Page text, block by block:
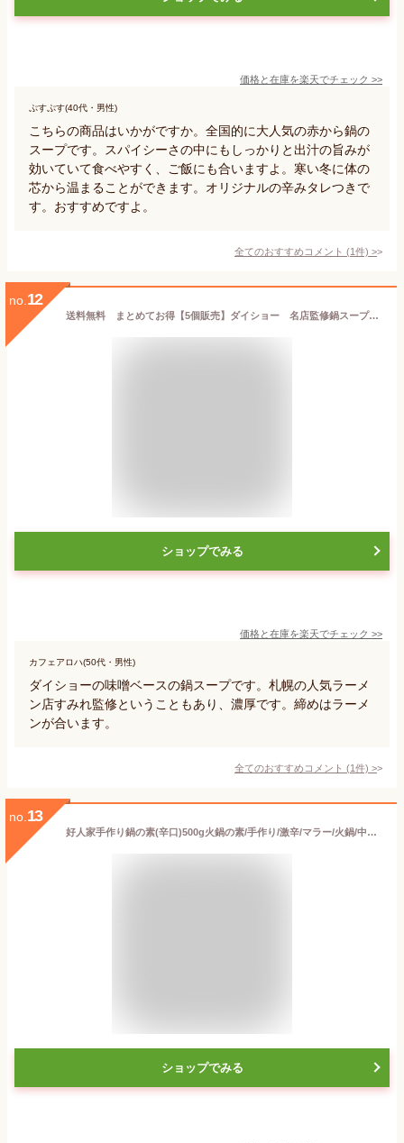
価格と在庫を楽天でチェック >>
ぷすぷす(40代・男性)
こちらの商品はいかがですか。全国的に大人気の赤から鍋の
スープです。スパイシーさの中にもしっかりと出汁の旨みが
効いていて食べやすく、ご飯にも合いますよ。寒い冬に体の
芯から温まることができます。オリジナルの辛みタレつきで
す。おすすめですよ。
全てのおすすめコメント (1件) >
no. 12
送料無料 まとめてお得【5個販売】ダイショー 名店監修鍋スープ すみれ札幌濃厚みそ味 700g×5個
ショップでみる
価格と在庫を楽天でチェック >>
カフェアロハ(50代・男性)
ダイショーの味噌ベースの鍋スープです。札幌の人気ラーメ
ン店すみれ監修ということもあり、濃厚です。締めはラーメ
ンが合います。
全てのおすすめコメント (1件) >
no. 13
好人家手作り鍋の素(辛口)500g火鍋の素/手作り/激辛/マラー/火鍋/中華料理/中華食材/人気調味料/鍋料理/人気しゃぶしゃぶ屋さん用鍋の素/寒い冬に最適
ショップでみる